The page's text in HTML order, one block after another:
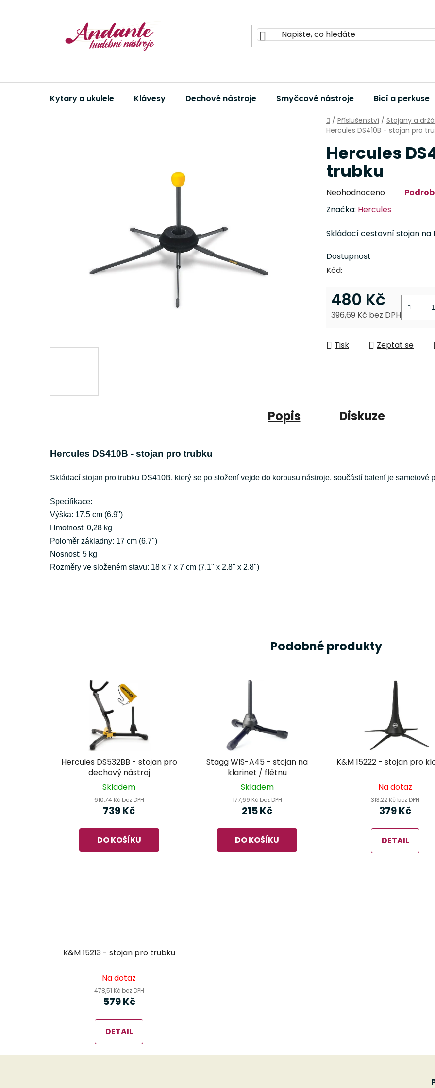
na
Kytary a ukulele Klávesy Dechové nástroje Smyčcové nástroje Bicí a perkuse
Domů
/ Příslušenství / Stojany a
Hercules DS410B - stojan pro
Hercules
trubku
Průměrné
produktu
je
z
5
Neohodnoceno
Značka: Hercules
Skládací cestovní stojan na
Dostupnost
Kód:
480 Kč
396,69 Kč bez DPH
Tisk Zeptat se
Popis Diskuze
Hercules DS410B - stojan pro trubku
Skládací stojan pro trubku DS410B, který se po složení vejde do korpusu nástroje, součástí balení je sametové
Specifikace:
Výška: 17,5 cm (6.9")
Hmotnost: 0,28 kg
Poloměr základny: 17 cm (6.7")
Nosnost: 5 kg
Rozměry ve složeném stavu: 18 x 7 x 7 cm (7.1" x 2.8" x 2.8")
Podobné produkty
Hercules DS532BB - stojan pro
dechový nástroj
Skladem
610,74 Kč bez DPH
739 Kč
DO KOŠÍKU
Stagg WIS-A45 - stojan na
klarinet / flétnu
Skladem
177,69 Kč bez DPH
215 Kč
DO KOŠÍKU
K&M 15222 - stojan pro
Na dotaz
313,22 Kč bez DPH
379 Kč
DETAIL
K&M 15213 - stojan pro trubku
Na dotaz
478,51 Kč bez DPH
579 Kč
DETAIL